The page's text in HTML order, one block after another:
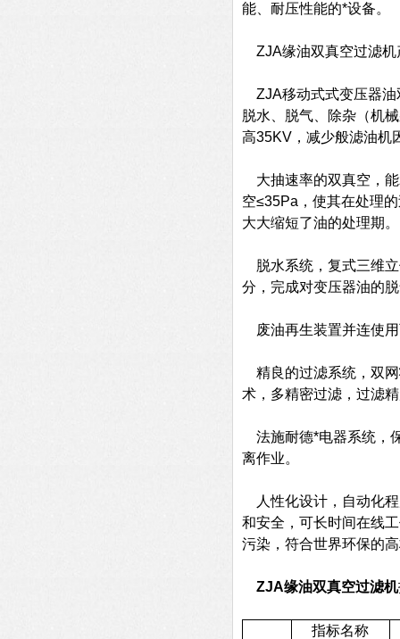
能、耐压性能的*设备。
ZJA缘油双真空过滤机
ZJA移动式式变压器油
脱水、脱气、除杂（机
高35KV，减少般滤油机
大抽速率的双真空，能
空≤35Pa，使其在处理
大大缩短了油的处理期。
脱水系统，复式三维立
分，完成对变压器油的
废油再生装置并连使用
精良的过滤系统，双网
术，多精密过滤，过滤
法施耐德*电器系统，
离作业。
人性化设计，自动化程
和安全，可长时间在线
污染，符合世界环保的
ZJA缘油双真空过滤机
指标名称